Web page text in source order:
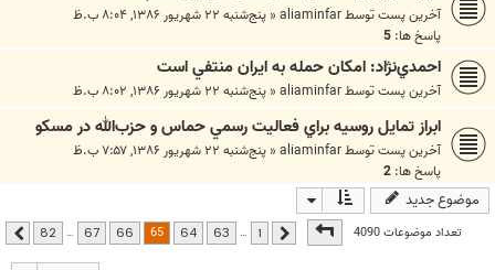
آخرین پست توسطaliaminfar
« پنج‌شنبه ۲۲ شهریور ۱۳۸۶, ۸:۰۴ ب.ظ
پاسخ ها: 5
احمدي‌نژاد: امكان حمله به ايران منتفي است
آخرین پست توسطaliaminfar
« پنج‌شنبه ۲۲ شهریور ۱۳۸۶, ۸:۰۲ ب.ظ
ابراز تمايل روسيه براي فعاليت رسمي حماس و حزب‌الله در مسكو
آخرین پست توسطaliaminfar
« پنج‌شنبه ۲۲ شهریور ۱۳۸۶, ۷:۵۷ ب.ظ
پاسخ ها: 2
موضوع جدید
تعداد موضوعات 4090صفحه65 از82 قبلی …
63
64
65
66
67
…
82 بعدی